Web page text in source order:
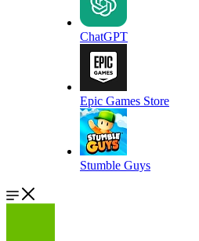
ChatGPT
Epic Games Store
Stumble Guys